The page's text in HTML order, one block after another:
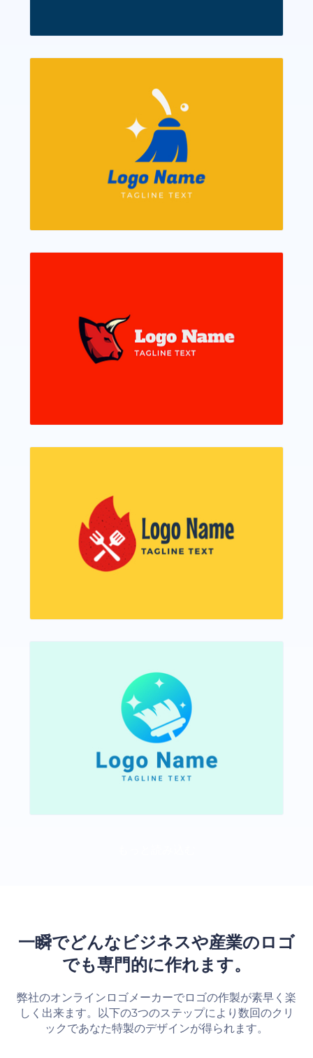
一瞬でどんなビジネスや産業のロゴ
でも専門的に作れます。
弊社のオンラインロゴメーカーでロゴの作製が素早く楽
しく出来ます。以下の3つのステップにより数回のクリ
ックであなた特製のデザインが得られます。